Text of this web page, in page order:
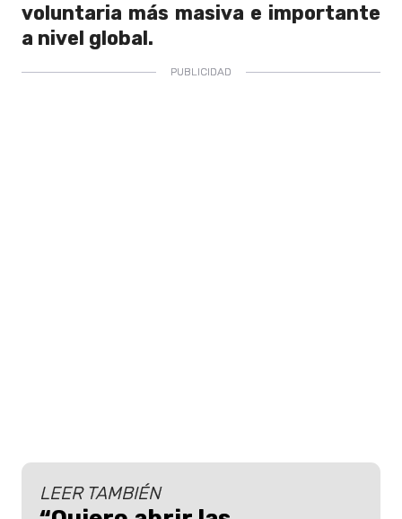
voluntaria más masiva e importante
a nivel global.
LEER TAMBIÉN